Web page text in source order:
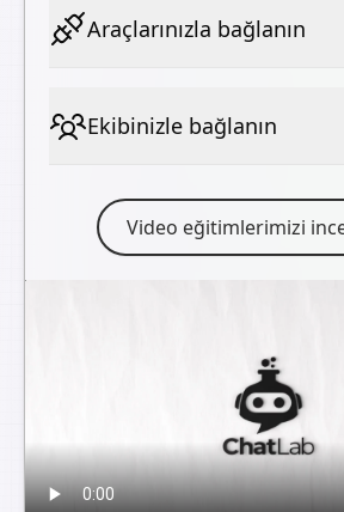
Araçlarınızla bağlanın
Ekibinizle bağlanın
Video eğitimlerimizi